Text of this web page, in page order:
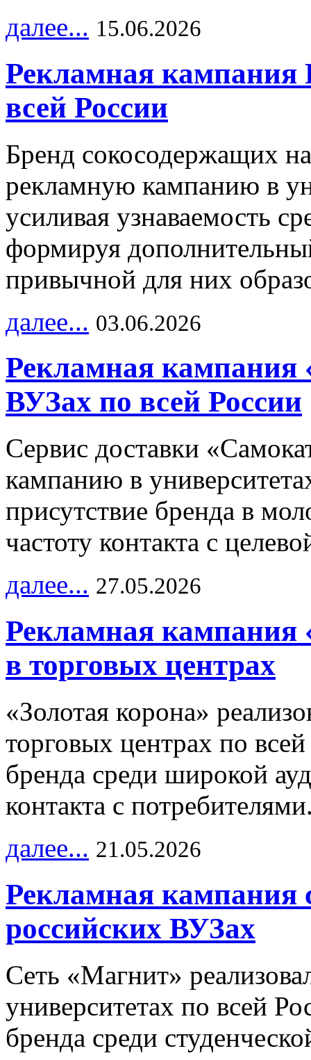
далее... 15.06.2026
Рекламная
всей России
Бренд сокосодержащих
рекламную кампанию в
усиливая узнаваемость
формируя
привычной для них
далее... 03.06.2026
Рекламная кампания
ВУЗах по всей России
Сервис доставки
кампанию в
присутствие бренда в
частоту контакта с
далее... 27.05.2026
Рекламная кампания
в торговых центрах
«Золотая корона»
торговых центрах по
бренда среди широкой
контакта с
далее... 21.05.2026
Рекламная кампания
российских ВУЗах
Сеть «Магнит»
университетах по всей
бренда среди